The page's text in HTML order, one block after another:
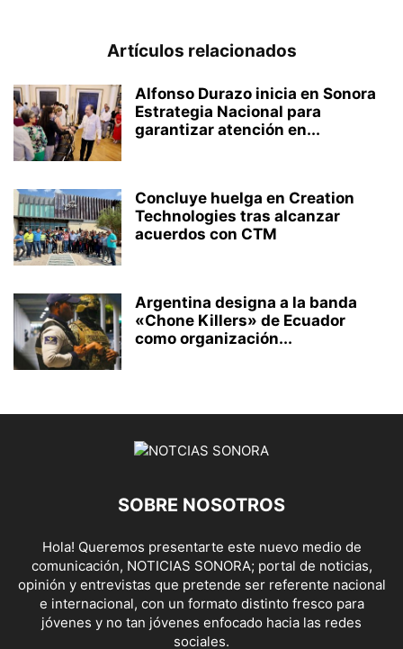
Artículos relacionados
Alfonso Durazo inicia en Sonora
Estrategia Nacional para
garantizar atención en...
Concluye huelga en Creation
Technologies tras alcanzar
acuerdos con CTM
Argentina designa a la banda
«Chone Killers» de Ecuador
como organización...
SOBRE NOSOTROS
Hola! Queremos presentarte este nuevo medio de
comunicación, NOTICIAS SONORA; portal de noticias,
opinión y entrevistas que pretende ser referente nacional
e internacional, con un formato distinto fresco para
jóvenes y no tan jóvenes enfocado hacia las redes
sociales.